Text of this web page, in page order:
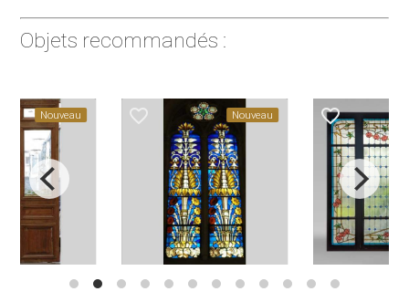
Objets recommandés :
Nouveau favorite_border Nouveau favorite_border